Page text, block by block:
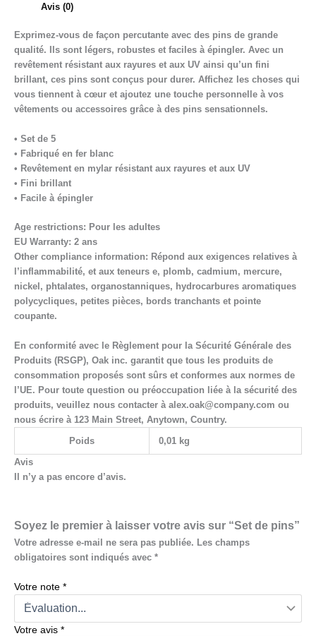
Avis (0)
Exprimez-vous de façon percutante avec des pins de grande
qualité. Ils sont légers, robustes et faciles à épingler. Avec un
revêtement résistant aux rayures et aux UV ainsi qu’un fini
brillant, ces pins sont conçus pour durer. Affichez les choses qui
vous tiennent à cœur et ajoutez une touche personnelle à vos
vêtements ou accessoires grâce à des pins sensationnels.
• Set de 5
• Fabriqué en fer blanc
• Revêtement en mylar résistant aux rayures et aux UV
• Fini brillant
• Facile à épingler
Age restrictions: Pour les adultes
EU Warranty: 2 ans
Other compliance information: Répond aux exigences relatives à
l’inflammabilité, et aux teneurs e, plomb, cadmium, mercure,
nickel, phtalates, organostanniques, hydrocarbures aromatiques
polycycliques, petites pièces, bords tranchants et pointe
coupante.
En conformité avec le Règlement pour la Sécurité Générale des
Produits (RSGP), Oak inc. garantit que tous les produits de
consommation proposés sont sûrs et conformes aux normes de
l’UE. Pour toute question ou préoccupation liée à la sécurité des
produits, veuillez nous contacter à alex.oak@company.com ou
nous écrire à 123 Main Street, Anytown, Country.
Poids
0,01 kg
Avis
Il n’y a pas encore d’avis.
Soyez le premier à laisser votre avis sur “Set de pins”
Votre adresse e-mail ne sera pas publiée. Les champs
obligatoires sont indiqués avec *
Votre note *
Votre avis *